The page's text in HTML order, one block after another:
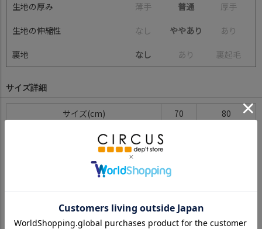
生地の厚み 薄手 普通 厚手
生地の伸縮性 な し ややあり あ り
裏地 なし あ り 裏起 毛
サイズ詳細
サイズ(cm) 70
80
総丈(BC)
※SNPはサイドネックポイント（肩から裾までの直線で計測した長
さ）です。